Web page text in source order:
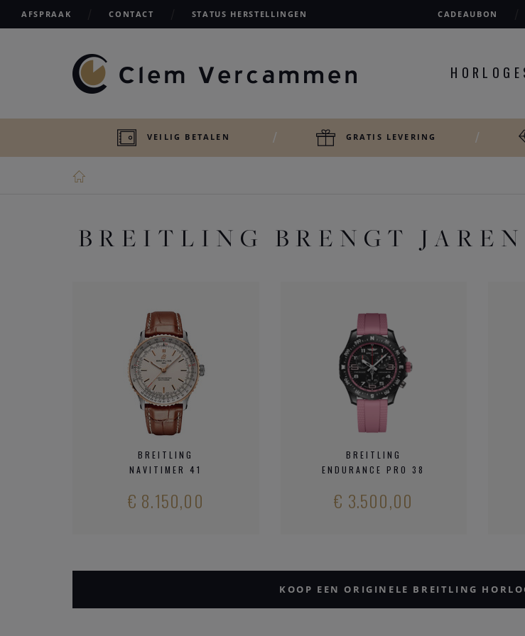
AFSPRAAK CONTACT STATUS HERSTELLINGEN CADEAUBON
VEILIG BETALEN GRATIS LEVERING
BREITLING BRENGT
BREITLING
NAVITIMER 41
€ 8.150,00
BREITLING
ENDURANCE PRO 38
€ 3.500,00
KOOP EEN ORIGINELE BREITLING